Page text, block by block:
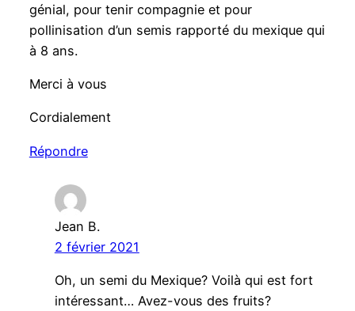
génial, pour tenir compagnie et pour
pollinisation d’un semis rapporté du mexique qui
à 8 ans.
Merci à vous
Cordialement
Répondre
Jean B.
2 février 2021
Oh, un semi du Mexique? Voilà qui est fort
intéressant… Avez-vous des fruits?